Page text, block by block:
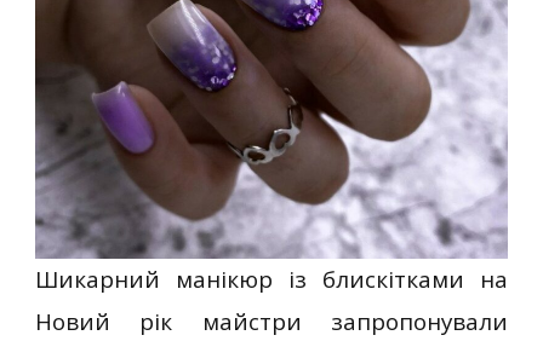
Шикарний манікюр із блискітками на
Новий рік майстри запропонували